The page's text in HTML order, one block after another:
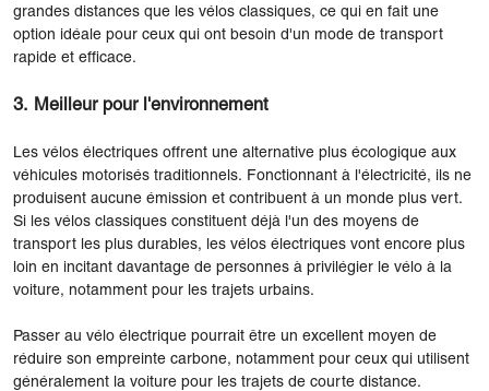
grandes distances que les vélos classiques, ce qui en fait une
option idéale pour ceux qui ont besoin d'un mode de transport
rapide et efficace.
3. Meilleur pour l'environnement
Les vélos électriques offrent une alternative plus écologique aux
véhicules motorisés traditionnels. Fonctionnant à l'électricité, ils ne
produisent aucune émission et contribuent à un monde plus vert.
Si les vélos classiques constituent déjà l'un des moyens de
transport les plus durables, les vélos électriques vont encore plus
loin en incitant davantage de personnes à privilégier le vélo à la
voiture, notamment pour les trajets urbains.
Passer au vélo électrique pourrait être un excellent moyen de
réduire son empreinte carbone, notamment pour ceux qui utilisent
généralement la voiture pour les trajets de courte distance.